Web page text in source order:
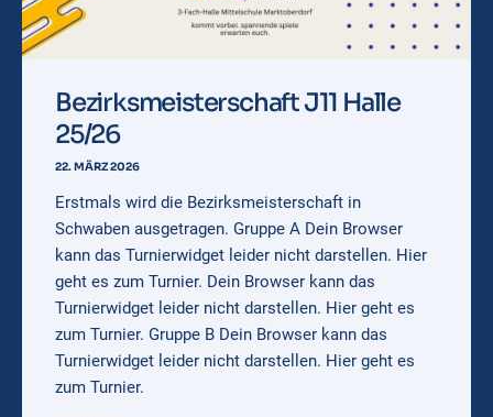
Bezirksmeisterschaft J11 Halle
25/26
22. MÄRZ 2026
Erstmals wird die Bezirksmeisterschaft in
Schwaben ausgetragen. Gruppe A Dein Browser
kann das Turnierwidget leider nicht darstellen. Hier
geht es zum Turnier. Dein Browser kann das
Turnierwidget leider nicht darstellen. Hier geht es
zum Turnier. Gruppe B Dein Browser kann das
Turnierwidget leider nicht darstellen. Hier geht es
zum Turnier.